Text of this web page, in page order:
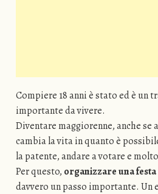
Compiere 18 anni è stato ed è un
importante da vivere.
Diventare maggiorenne, anche se
cambia la vita in quanto è
la patente, andare a votare e
Per questo, organizzare una festa
davvero un passo importante. Un